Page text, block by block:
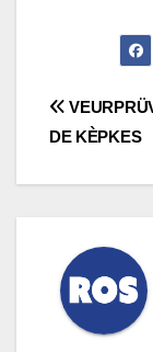
DE KÈPKES